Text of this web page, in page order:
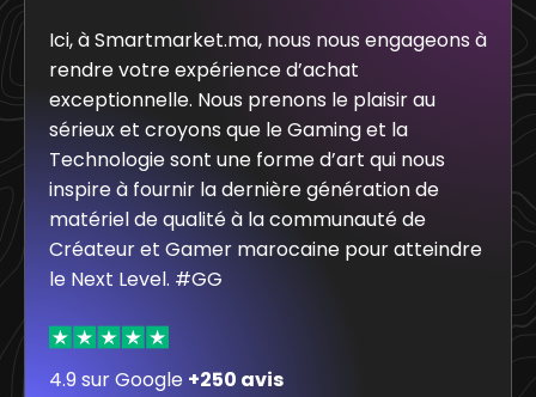
Ici, à Smartmarket.ma, nous nous engageons à
rendre votre expérience d’achat
exceptionnelle. Nous prenons le plaisir au
sérieux et croyons que le Gaming et la
Technologie sont une forme d’art qui nous
inspire à fournir la dernière génération de
matériel de qualité à la communauté de
Créateur et Gamer marocaine pour atteindre
le Next Level. #GG
4.9 sur Google +250 avis